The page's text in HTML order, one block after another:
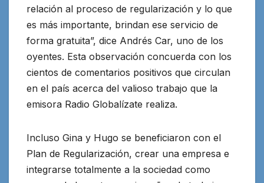
relación al proceso de regularización y lo que
es más importante, brindan ese servicio de
forma gratuita”, dice Andrés Car, uno de los
oyentes. Esta observación concuerda con los
cientos de comentarios positivos que circulan
en el país acerca del valioso trabajo que la
emisora Radio Globalízate realiza.
Incluso Gina y Hugo se beneficiaron con el
Plan de Regularización, crear una empresa e
integrarse totalmente a la sociedad como